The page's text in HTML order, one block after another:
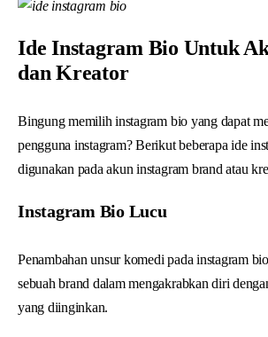
Ide Instagram Bio Untuk
dan Kreator
Bingung memilih instagram bio yang dapat
pengguna instagram? Berikut beberapa ide
digunakan pada akun instagram brand atau
Instagram Bio Lucu
Penambahan unsur komedi pada instagram
sebuah brand dalam mengakrabkan diri
yang diinginkan.